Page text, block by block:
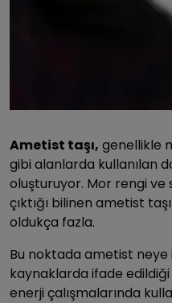
Ametist taşı, genellikle
gibi alanlarda kullanılan
oluşturuyor. Mor rengi ve
çıktığı bilinen ametist
oldukça fazla.
Bu noktada ametist neye
kaynaklarda ifade
enerji çalışmalarında